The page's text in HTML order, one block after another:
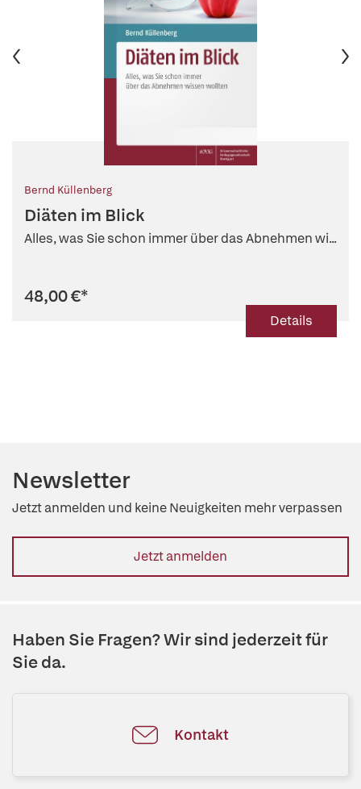
Bernd Küllenberg
Diäten im Blick
Alles, was Sie schon immer über das Abnehmen wi...
48,00 €*
Details
Newsletter
Jetzt anmelden und keine Neuigkeiten mehr verpassen
Jetzt anmelden
Haben Sie Fragen? Wir sind jederzeit für
Sie da.
Kontakt